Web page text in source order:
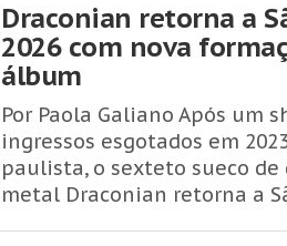
Draconian retorna a
2026 com nova
álbum
Por Paola Galiano Após um
ingressos esgotados em
paulista, o sexteto sueco
metal Draconian retorna a